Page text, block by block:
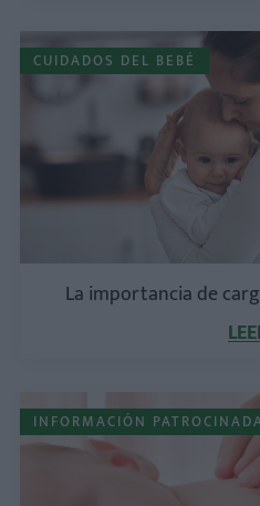
CUIDADOS DEL BEBÉ
La importancia de
INFORMACIÓN